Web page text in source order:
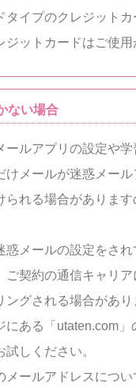
タイプのクレジットカ
ジットカードはご使用
ない場合
ールアプリの設定や
けメールが迷惑メー
られる場合があります
惑メールの設定をさ
ご契約の通信キャリ
ングされる場合があ
にある「utaten.com
試しください。
メールアドレスにつ